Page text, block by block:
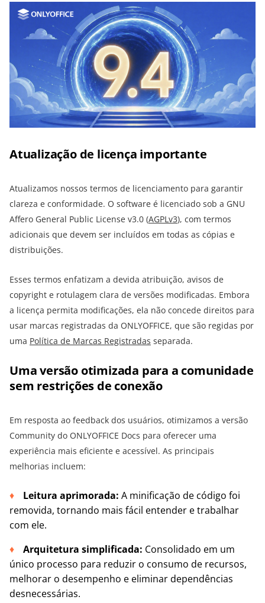
Atualização de licença importante
Atualizamos nossos termos de licenciamento para garantir
clareza e conformidade. O software é licenciado sob a GNU
Affero General Public License v3.0 (AGPLv3), com termos
adicionais que devem ser incluídos em todas as cópias e
distribuições.
Esses termos enfatizam a devida atribuição, avisos de
copyright e rotulagem clara de versões modificadas. Embora
a licença permita modificações, ela não concede direitos para
usar marcas registradas da ONLYOFFICE, que são regidas por
uma Política de Marcas Registradas separada.
Uma versão otimizada para a comunidade
sem restrições de conexão
Em resposta ao feedback dos usuários, otimizamos a versão
Community do ONLYOFFICE Docs para oferecer uma
experiência mais eficiente e acessível. As principais
melhorias incluem:
Leitura aprimorada: A minificação de código foi
removida, tornando mais fácil entender e trabalhar
com ele.
Arquitetura simplificada: Consolidado em um
único processo para reduzir o consumo de recursos,
melhorar o desempenho e eliminar dependências
desnecessárias.